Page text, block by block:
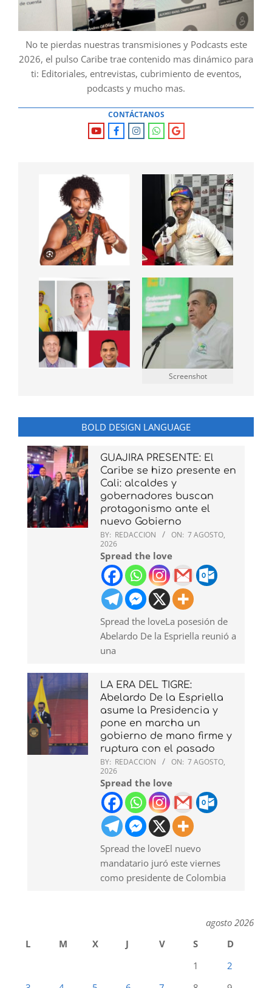
No te pierdas nuestras transmisiones y Podcasts este
2026, el pulso Caribe trae contenido mas dinámico para
ti: Editoriales, entrevistas, cubrimiento de eventos,
podcasts y mucho mas.
CONTÁCTANOS
Screenshot
BOLD DESIGN LANGUAGE
GUAJIRA PRESENTE: El
Caribe se hizo presente en
Cali: alcaldes y
gobernadores buscan
protagonismo ante el
nuevo Gobierno
BY: REDACCION ON: 7 AGOSTO,
2026
Spread the love
Spread the loveLa posesión de
Abelardo De la Espriella reunió a
una
LA ERA DEL TIGRE:
Abelardo De la Espriella
asume la Presidencia y
pone en marcha un
gobierno de mano firme y
ruptura con el pasado
BY: REDACCION ON: 7 AGOSTO,
2026
Spread the love
Spread the loveEl nuevo
mandatario juró este viernes
como presidente de Colombia
agosto 2026
L
M X J V S
D
1
2